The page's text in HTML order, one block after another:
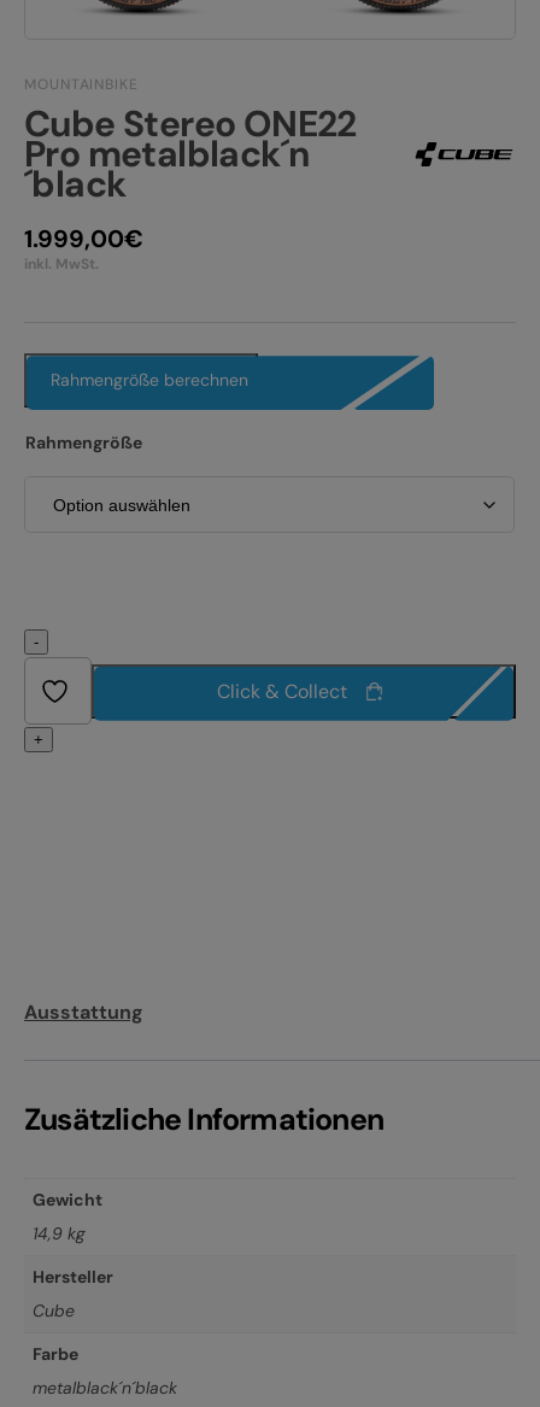
E-BIKE HARDTAIL
E-BIKE TOUR
Alle entdecken
KONTAKT
PRODUKTRÜCKRUFE
MOUNTAINBIKE
Cube Stereo ONE22
Pro metalblack´n
´black
1.999,00€
inkl. MwSt.
Rahmengröße berechnen
Rahmengröße
-
+
Click & Collect
Ausstattung
Zusätzliche Informationen
Gewicht
14,9 kg
Hersteller
Cube
Farbe
metalblack´n´black